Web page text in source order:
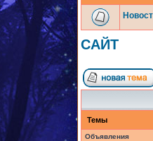
САЙТ
Темы
Объявления